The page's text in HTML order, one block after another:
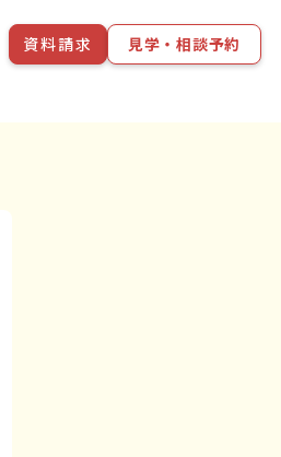
資料請求 見学・相談予約